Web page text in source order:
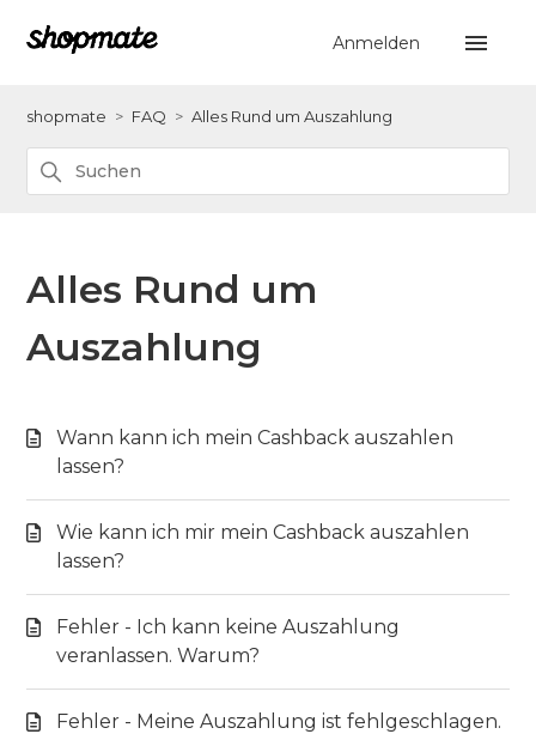
Anmelden
shopmate FAQ Alles Rund um Auszahlung
Alles Rund um
Auszahlung
Wann kann ich mein Cashback auszahlen
lassen?
Wie kann ich mir mein Cashback auszahlen
lassen?
Fehler - Ich kann keine Auszahlung
veranlassen. Warum?
Fehler - Meine Auszahlung ist fehlgeschlagen.